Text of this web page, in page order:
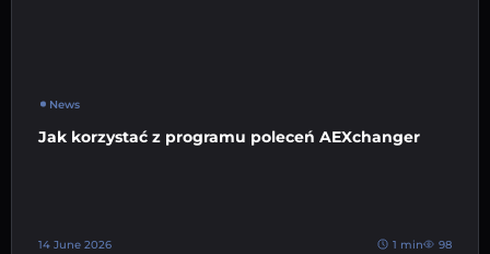
News
Jak korzystać z programu poleceń AEXchanger
14 June 2026 1 min 98